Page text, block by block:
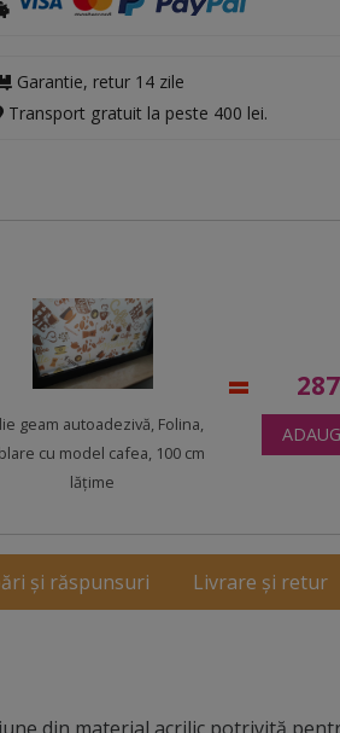
Garantie, retur 14 zile
Transport gratuit la peste 400 lei.
geam autoadezivă, Folina,
cu model cafea, 100 cm
lăţime
287
și răspunsuri Livrare și retur